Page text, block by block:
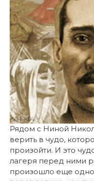
Рядом с Ниной
верить в чудо,
произойти. И это
лагеря перед ними
произошло еще